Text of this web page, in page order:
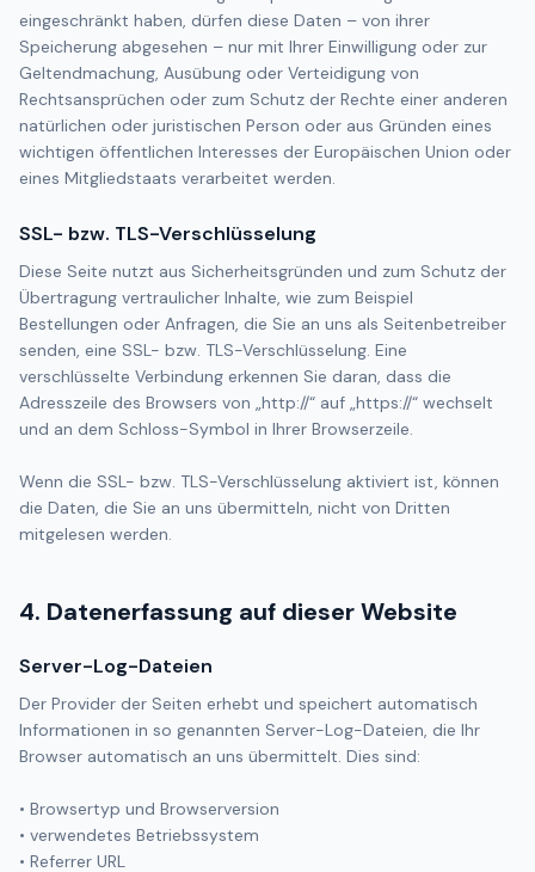
eingeschränkt haben, dürfen diese Daten – von ihrer
Speicherung abgesehen – nur mit Ihrer Einwilligung oder zur
Geltendmachung, Ausübung oder Verteidigung von
Rechtsansprüchen oder zum Schutz der Rechte einer anderen
natürlichen oder juristischen Person oder aus Gründen eines
wichtigen öffentlichen Interesses der Europäischen Union oder
eines Mitgliedstaats verarbeitet werden.
SSL- bzw. TLS-Verschlüsselung
Diese Seite nutzt aus Sicherheitsgründen und zum Schutz der
Übertragung vertraulicher Inhalte, wie zum Beispiel
Bestellungen oder Anfragen, die Sie an uns als Seitenbetreiber
senden, eine SSL- bzw. TLS-Verschlüsselung. Eine
verschlüsselte Verbindung erkennen Sie daran, dass die
Adresszeile des Browsers von „http://“ auf „https://“ wechselt
und an dem Schloss-Symbol in Ihrer Browserzeile.
Wenn die SSL- bzw. TLS-Verschlüsselung aktiviert ist, können
die Daten, die Sie an uns übermitteln, nicht von Dritten
mitgelesen werden.
4. Datenerfassung auf dieser Website
Server-Log-Dateien
Der Provider der Seiten erhebt und speichert automatisch
Informationen in so genannten Server-Log-Dateien, die Ihr
Browser automatisch an uns übermittelt. Dies sind:
• Browsertyp und Browserversion
• verwendetes Betriebssystem
• Referrer URL